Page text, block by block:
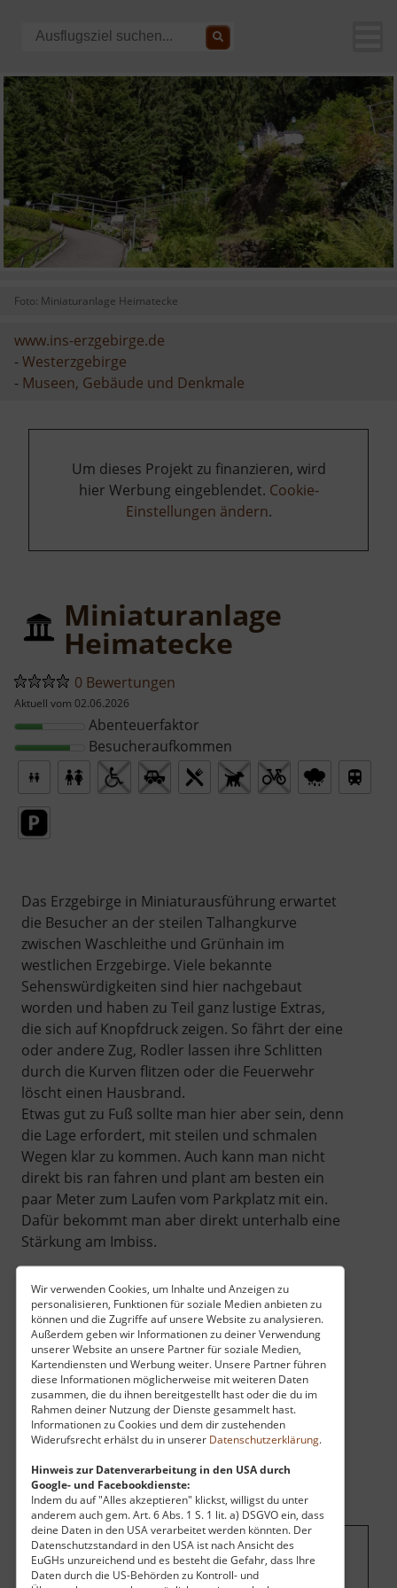
Wir verwenden Cookies, um Inhalte und Anzeigen zu
personalisieren, Funktionen für soziale Medien anbieten zu
können und die Zugriffe auf unsere Website zu analysieren.
Außerdem geben wir Informationen zu deiner Verwendung
unserer Website an unsere Partner für soziale Medien,
Kartendiensten und Werbung weiter. Unsere Partner führen
diese Informationen möglicherweise mit weiteren Daten
zusammen, die du ihnen bereitgestellt hast oder die du im
Rahmen deiner Nutzung der Dienste gesammelt hast.
Informationen zu Cookies und dem dir zustehenden
Widerufsrecht erhälst du in unserer Datenschutzerklärung.
Hinweis zur Datenverarbeitung in den USA durch
Google- und Facebookdienste:
Indem du auf "Alles akzeptieren" klickst, willigst du unter
anderem auch gem. Art. 6 Abs. 1 S. 1 lit. a) DSGVO ein, dass
deine Daten in den USA verarbeitet werden könnten. Der
Datenschutzstandard in den USA ist nach Ansicht des
EuGHs unzureichend und es besteht die Gefahr, dass Ihre
Daten durch die US-Behörden zu Kontroll- und
Foto: Miniaturanlage Heimatecke
www.ins-erzgebirge.de
-Westerzgebirge
- Museen, Gebäude und Denkmale
Um dieses Projekt zu finanzieren, wird
hier Werbung eingeblendet. Cookie-
Einstellungen ändern.
Miniaturanlage
Heimatecke
0 Bewertungen
Aktuell vom 02.06.2026
Abenteuerfaktor
Besucheraufkommen
Das Erzgebirge in Miniaturausführung erwartet
die Besucher an der steilen Talhangkurve
zwischen Waschleithe und Grünhain im
westlichen Erzgebirge. Viele bekannte
Sehenswürdigkeiten sind hier nachgebaut
worden und haben zu Teil ganz lustige Extras,
die sich auf Knopfdruck zeigen. So fährt der eine
oder andere Zug, Rodler lassen ihre Schlitten
durch die Kurven flitzen oder die Feuerwehr
löscht einen Hausbrand.
Etwas gut zu Fuß sollte man hier aber sein, denn
die Lage erfordert, mit steilen und schmalen
Wegen klar zu kommen. Auch kann man nicht
direkt bis ran fahren und plant am besten ein
paar Meter zum Laufen vom Parkplatz mit ein.
Dafür bekommt man aber direkt unterhalb eine
Stärkung am Imbiss.
Um dieses Projekt zu finanzieren, wird